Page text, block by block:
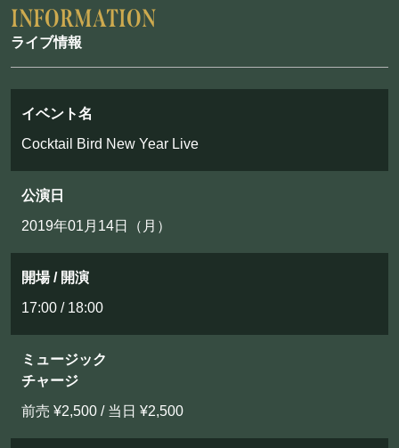
FOOD&DRINK
フード&ドリンク
PRIVATE
貸切パーティー・ホールレンタル
BOOKING
よくある質問
ライブ情報
イベント名
Cocktail Bird New Year Live
公演日
2019年01月14日（月）
開場 / 開演
17:00 / 18:00
ミュージック
チャージ
前売 ¥2,500 / 当日 ¥2,500